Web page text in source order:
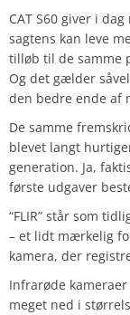
CAT S60 giver i
sagtens kan leve
tilløb til de samme
Og det gælder
den bedre ende af
De samme
blevet langt
generation. Ja,
første udgaver
“FLIR” står som
– et lidt mærkelig
kamera, der
Infrarøde
meget ned i